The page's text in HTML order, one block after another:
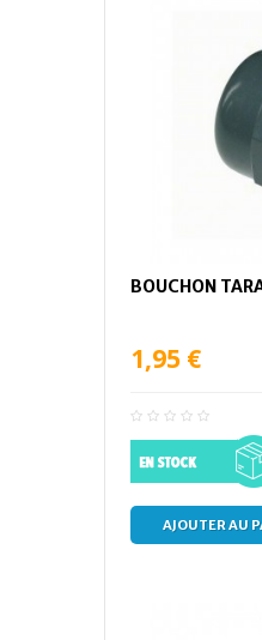
BOUCHON
1,95 €
AJOUTER AU